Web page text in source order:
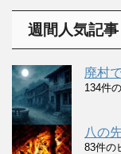
週間人気記事
廃村
134件
八の
83件の